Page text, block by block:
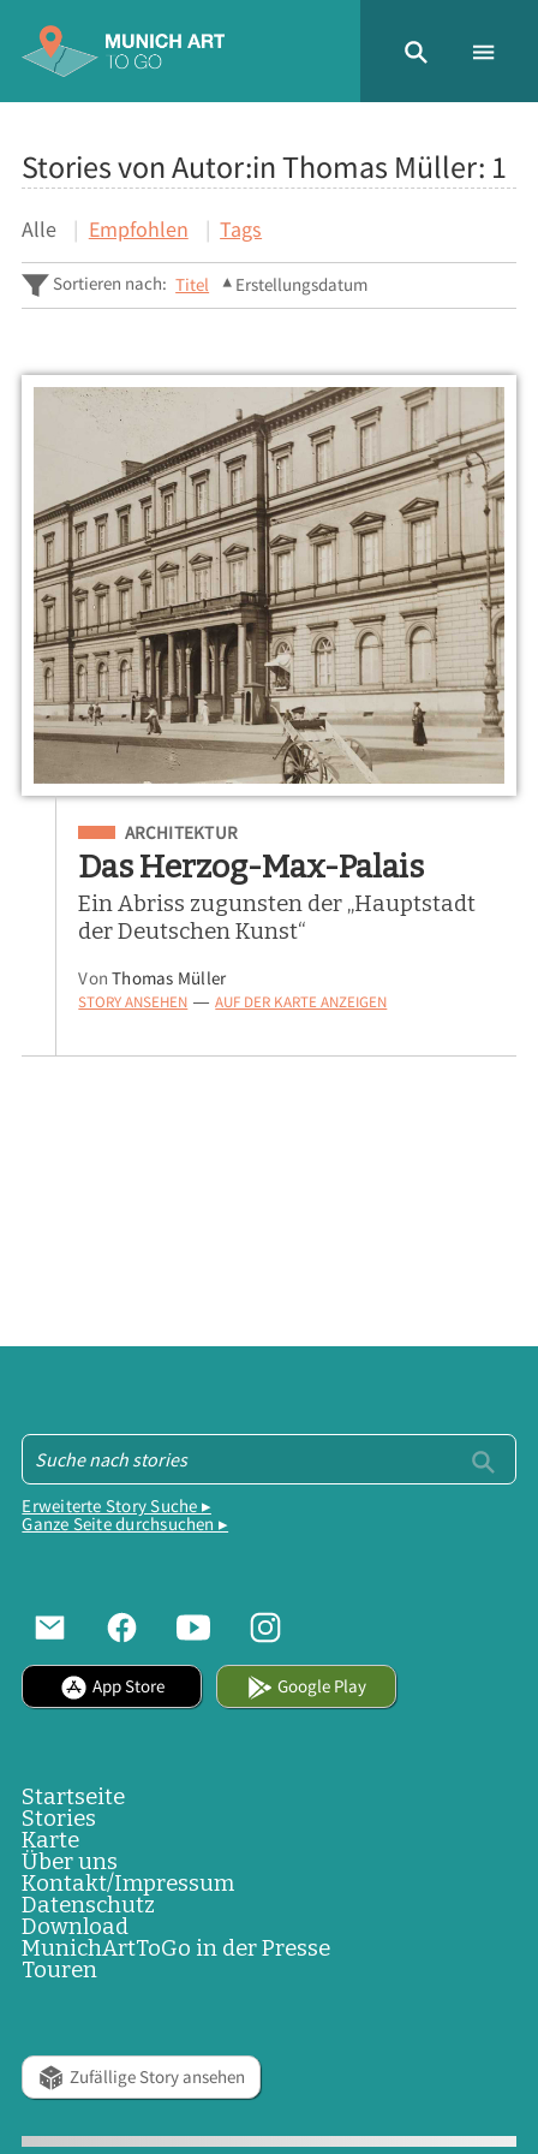
Stories von Autor:in Thomas Müller: 1
Alle Empfohlen Tags
Sortieren nach: Titel Erstellungsdatum
Eingeordnet unter
ARCHITEKTUR
Das Herzog-Max-Palais
Ein Abriss zugunsten der „Hauptstadt
der Deutschen Kunst“
VonThomas Müller
STORY ANSEHEN — AUF DER KARTE ANZEIGEN
Erweiterte Story Suche ▸
Ganze Seite durchsuchen ▸
App Store Google Play
Startseite
Stories
Karte
Über uns
Kontakt/Impressum
Datenschutz
Download
MunichArtToGo in der Presse
Touren
Zufällige Story ansehen